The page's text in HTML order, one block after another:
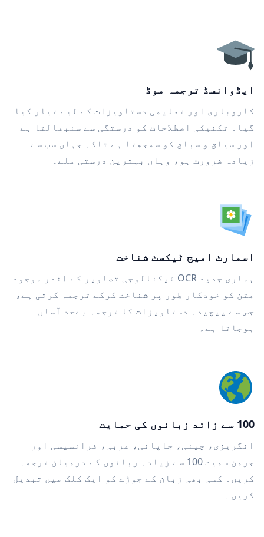
ایڈوانسڈ ترجمہ موڈ
کاروباری اور تعلیمی دستاویزات کے لیے تیار کیا
گیا۔ تکنیکی اصطلاحات کو درستگی سے سنبھالتا ہے
اور سیاق و سباق کو سمجھتا ہے تاکہ جہاں سب سے
زیادہ ضرورت ہو، وہاں بہترین درستی ملے۔
اسمارٹ امیج ٹیکسٹ شناخت
ہماری جدید OCR ٹیکنالوجی تصاویر کے اندر موجود
متن کو خودکار طور پر شناخت کرکے ترجمہ کرتی ہے،
جس سے پیچیدہ دستاویزات کا ترجمہ بےحد آسان
ہوجاتا ہے۔
100 سے زائد زبانوں کی حمایت
انگریزی، چینی، جاپانی، عربی، فرانسیسی اور
جرمن سمیت 100 سے زیادہ زبانوں کے درمیان ترجمہ
کریں۔ کسی بھی زبان کے جوڑے کو ایک کلک میں تبدیل
کریں۔